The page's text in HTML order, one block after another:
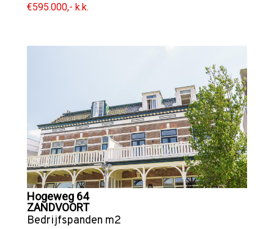
€595.000,- k.k.
Hogeweg 64
ZANDVOORT
Bedrijfspanden m2